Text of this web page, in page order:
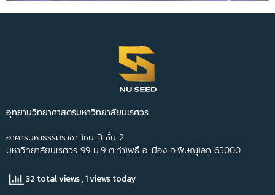
อุทยานวิทยาศาสตร์มหาวิทยาลัยนเรศวร
อาคารมหาธรรมราชา โซน B ชั้น 2
มหาวิทยาลัยนเรศวร 99 ม.9 ต.ท่าโพธิ์ อ.เมือง จ.พิษณุโลก 65000
32 total views, 1 views today